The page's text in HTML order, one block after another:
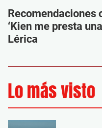
Recomendaciones
‘Kien me presta
Lérica
Lo más visto